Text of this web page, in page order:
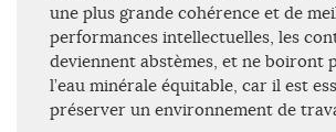
une plus grande cohérence et de
performances intellectuelles, les
deviennent abstèmes, et ne boiront
l’eau minérale équitable, car il est
préserver un environnement de